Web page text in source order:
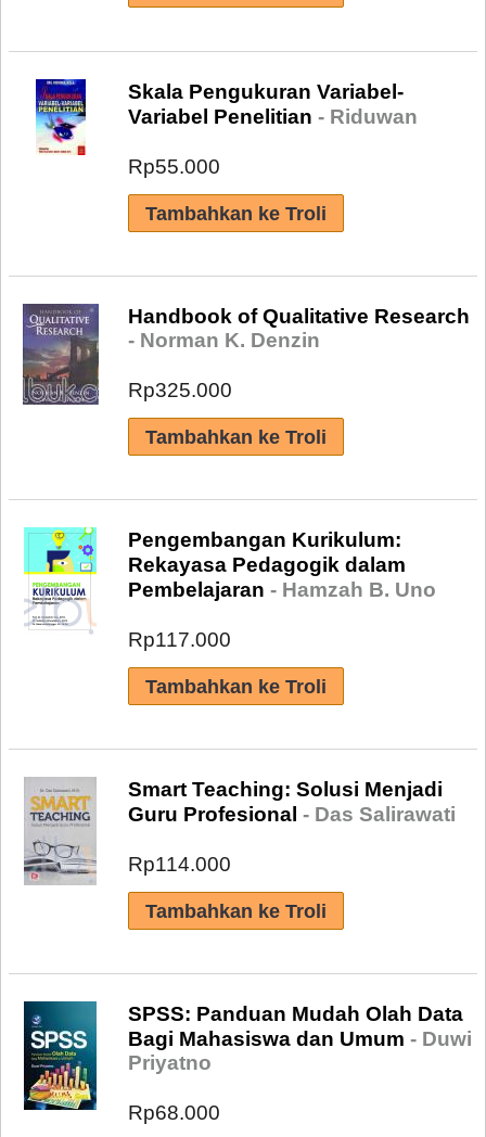
Skala Pengukuran Variabel-
Variabel Penelitian - Riduwan
Rp55.000
Handbook of Qualitative Research
- Norman K. Denzin
Rp325.000
Pengembangan Kurikulum:
Rekayasa Pedagogik dalam
Pembelajaran - Hamzah B. Uno
Rp117.000
Smart Teaching: Solusi Menjadi
Guru Profesional - Das Salirawati
Rp114.000
SPSS: Panduan Mudah Olah Data
Bagi Mahasiswa dan Umum - Duwi
Priyatno
Rp68.000